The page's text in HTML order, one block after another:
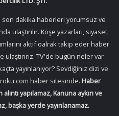
dakika haberleri yorumsuz ve
ulaştırılır. Köşe yazarları, siyaset,
aktif oalrak takip eder haber
TV'de bugün neler var
yayınlanıyor? Sevdiğiniz dizi ve
haber sitesinde. Haber
yapılamaz, Kanuna aykırı ve
başka yerde yayınlanamaz.